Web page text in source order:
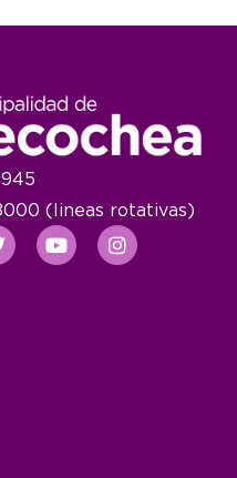
(lineas rotativas)